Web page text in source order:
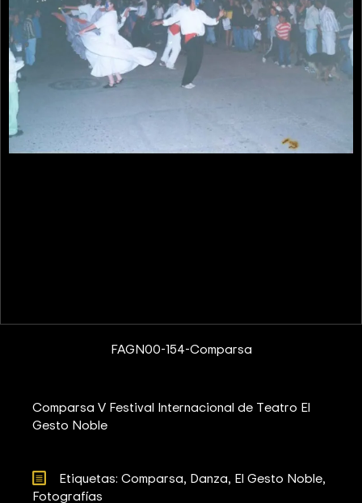
FAGN00-154-Comparsa
Comparsa V Festival Internacional de Teatro El
Gesto Noble
Etiquetas: Comparsa Danza El Gesto Noble
Fotografías